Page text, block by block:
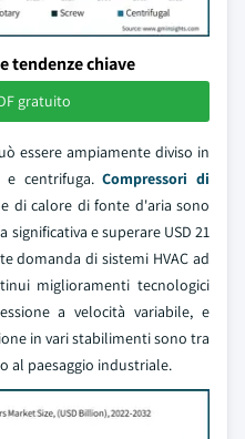
tendenze chiave
gratuito
essere ampiamente diviso in
e centrifuga.Compressori di
di calore di fonte d'aria sono
e superare USD 21
domanda di sistemi HVAC ad
miglioramenti tecnologici
a velocità variabile, e
in vari stabilimenti sono tra
al paesaggio industriale.